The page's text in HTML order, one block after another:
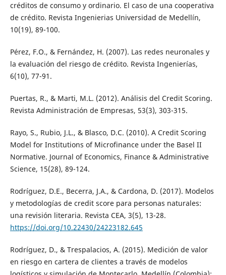
créditos de consumo y ordinario. El caso de una cooperativa
de crédito. Revista Ingenierias Universidad de Medellín,
10(19), 89-100.
Pérez, F.O., & Fernández, H. (2007). Las redes neuronales y
la evaluación del riesgo de crédito. Revista Ingenierías,
6(10), 77-91.
Puertas, R., & Marti, M.L. (2012). Análisis del Credit Scoring.
Revista Administración de Empresas, 53(3), 303-315.
Rayo, S., Rubio, J.L., & Blasco, D.C. (2010). A Credit Scoring
Model for Institutions of Microfinance under the Basel II
Normative. Journal of Economics, Finance & Administrative
Science, 15(28), 89-124.
Rodríguez, D.E., Becerra, J.A., & Cardona, D. (2017). Modelos
y metodologías de credit score para personas naturales:
una revisión literaria. Revista CEA, 3(5), 13-28.
https://doi.org/10.22430/24223182.645
Rodríguez, D., & Trespalacios, A. (2015). Medición de valor
en riesgo en cartera de clientes a través de modelos